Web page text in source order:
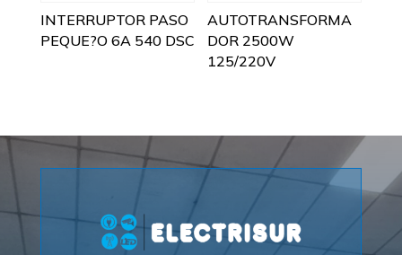
INTERRUPTOR PASO
PEQUE?O 6A 540 DSC
AUTOTRANSFORMA
DOR 2500W
125/220V